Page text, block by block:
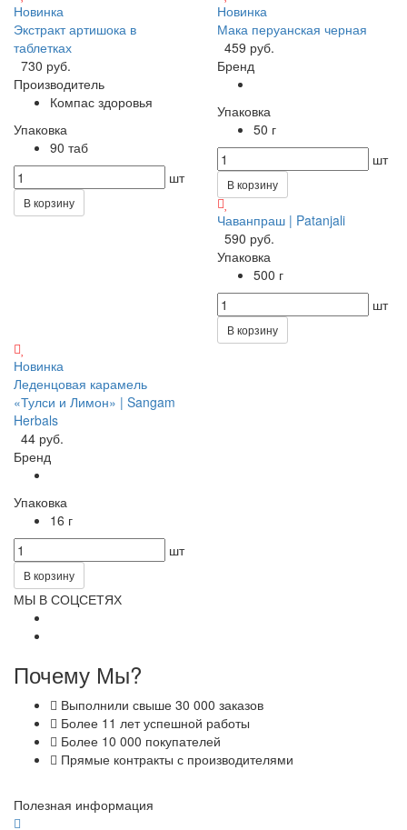
Новинка
Экстракт артишока в
таблетках
730 руб.
Производитель
Компас здоровья
Упаковка
90 таб
шт
В корзину
Новинка
Мака перуанская черная
459 руб.
Бренд
Упаковка
50 г
шт
В корзину
Чаванпраш | Patanjali
590 руб.
Упаковка
500 г
шт
В корзину
Новинка
Леденцовая карамель
«Тулси и Лимон» | Sangam
Herbals
44 руб.
Бренд
Упаковка
16 г
шт
В корзину
МЫ В СОЦСЕТЯХ
Почему Мы?
Выполнили свыше 30 000 заказов
Более 11 лет успешной работы
Более 10 000 покупателей
Прямые контракты с производителями
Полезная информация